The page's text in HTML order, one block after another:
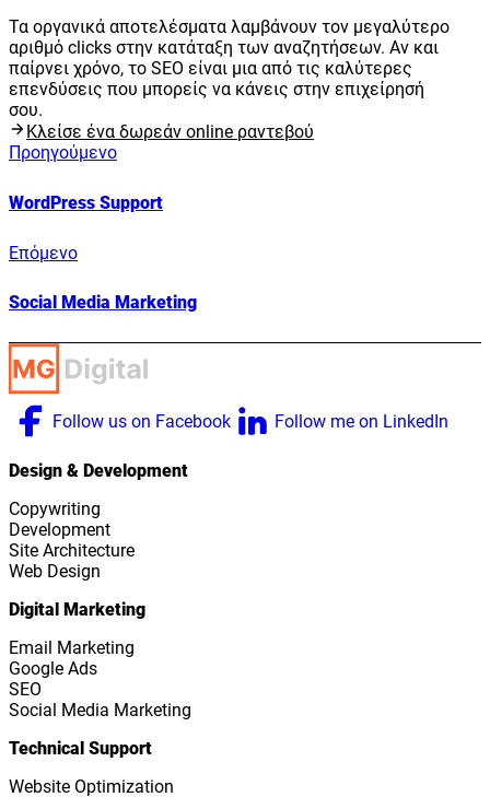
Τα οργανικά αποτελέσματα λαμβάνουν τον μεγαλύτερο
αριθμό clicks στην κατάταξη των αναζητήσεων. Αν και
παίρνει χρόνο, το SEO είναι μια από τις καλύτερες
επενδύσεις που μπορείς να κάνεις στην επιχείρησή
σου.
Κλείσε ένα δωρεάν online ραντεβού
Προηγούμενο
WordPress Support
Επόμενο
Social Media Marketing
Follow us on Facebook Follow me on LinkedIn
Design & Development
Copywriting
Development
Site Architecture
Web Design
Digital Marketing
Email Marketing
Google Ads
SEO
Social Media Marketing
Technical Support
Website Optimization